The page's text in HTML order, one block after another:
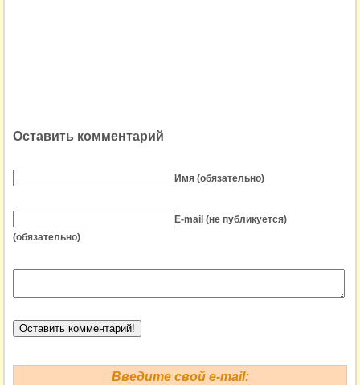
Оставить комментарий
Имя (обязательно)
E-mail (не публикуется)
(обязательно)
Введите свой e-mail: